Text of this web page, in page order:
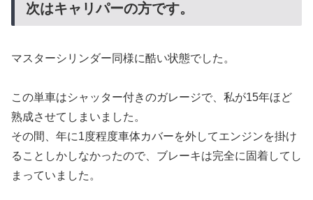
次はキャリパーの方です。
マスターシリンダー同様に酷い状態でした。
この単車はシャッター付きのガレージで、私が15年ほど
熟成させてしまいました。
その間、年に1度程度車体カバーを外してエンジンを掛け
ることしかしなかったので、ブレーキは完全に固着してし
まっていました。